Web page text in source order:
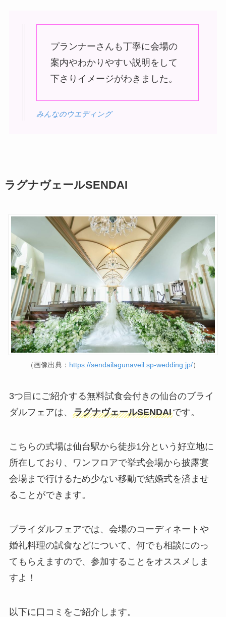
プランナーさんも丁寧に会場の
案内やわかりやすい説明をして
下さりイメージがわきました。
みんなのウエディング
ラグナヴェールSENDAI
（画像出典： https://sendailagunaveil.sp-wedding.jp/）
3つ目にご紹介する無料試食会付きの仙台のブライ
ダルフェアは、 ラグナヴェールSENDAIです。
こちらの式場は仙台駅から徒歩1分という好立地に
所在しており、ワンフロアで挙式会場から披露宴
会場まで行けるため少ない移動で結婚式を済ませ
ることができます。
ブライダルフェアでは、会場のコーディネートや
婚礼料理の試食などについて、何でも相談にのっ
てもらえますので、参加することをオススメしま
すよ！
以下に口コミをご紹介します。